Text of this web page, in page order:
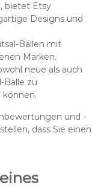
bietet Etsy
Designs und
Bällen mit
Marken.
neue als auch
Bälle zu
und -
dass Sie einen